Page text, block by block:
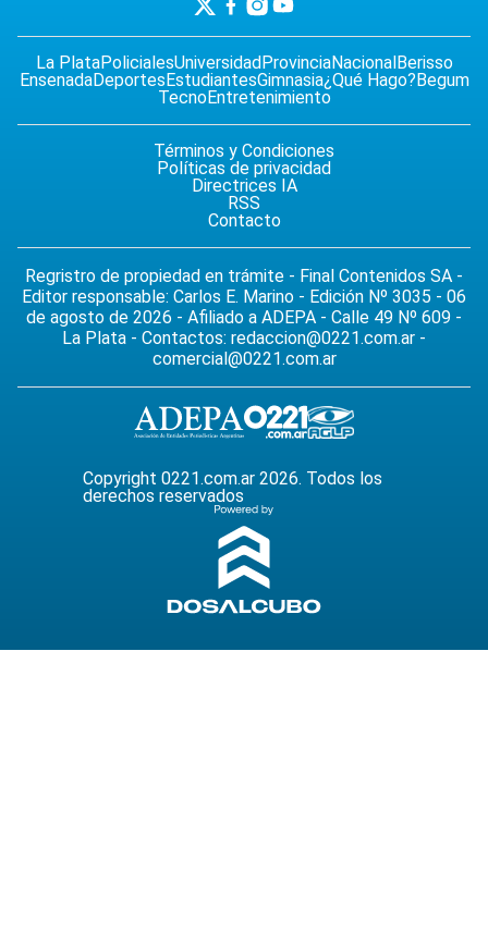
La PlataPolicialesUniversidad ProvinciaNacional Berisso
EnsenadaDeportes EstudiantesGimnasia¿Qué Hago? Begum
TecnoEntretenimiento
Términos y Condiciones
Políticas de privacidad
Directrices IA
RSS
Contacto
Regristro de propiedad en trámite - Final Contenidos SA -
Editor responsable: Carlos E. Marino - Edición Nº 3035 - 06
de agosto de 2026 - Afiliado a ADEPA - Calle 49 Nº 609 -
La Plata - Contactos: redaccion@0221.com.ar -
comercial@0221.com.ar
Copyright 0221.com.ar 2026. Todos los
derechos reservados